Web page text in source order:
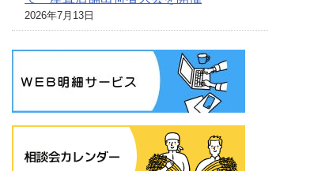
2026年7月13日